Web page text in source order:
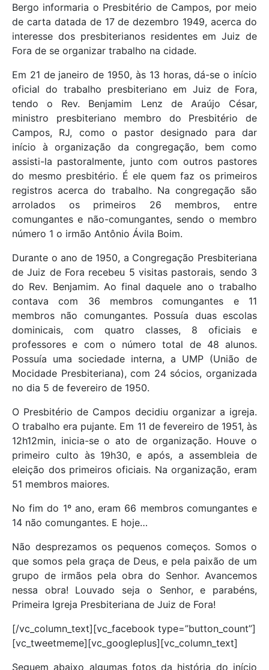
Bergo informaria o Presbitério de Campos, por meio
de carta datada de 17 de dezembro 1949, acerca do
interesse dos presbiterianos residentes em Juiz de
Fora de se organizar trabalho na cidade.
Em 21 de janeiro de 1950, às 13 horas, dá-se o início
oficial do trabalho presbiteriano em Juiz de Fora,
tendo o Rev. Benjamim Lenz de Araújo César,
ministro presbiteriano membro do Presbitério de
Campos, RJ, como o pastor designado para dar
início à organização da congregação, bem como
assisti-la pastoralmente, junto com outros pastores
do mesmo presbitério. É ele quem faz os primeiros
registros acerca do trabalho. Na congregação são
arrolados os primeiros 26 membros, entre
comungantes e não-comungantes, sendo o membro
número 1 o irmão Antônio Ávila Boim.
Durante o ano de 1950, a Congregação Presbiteriana
de Juiz de Fora recebeu 5 visitas pastorais, sendo 3
do Rev. Benjamim. Ao final daquele ano o trabalho
contava com 36 membros comungantes e 11
membros não comungantes. Possuía duas escolas
dominicais, com quatro classes, 8 oficiais e
professores e com o número total de 48 alunos.
Possuía uma sociedade interna, a UMP (União de
Mocidade Presbiteriana), com 24 sócios, organizada
no dia 5 de fevereiro de 1950.
O Presbitério de Campos decidiu organizar a igreja.
O trabalho era pujante. Em 11 de fevereiro de 1951, às
12h12min, inicia-se o ato de organização. Houve o
primeiro culto às 19h30, e após, a assembleia de
eleição dos primeiros oficiais. Na organização, eram
51 membros maiores.
No fim do 1º ano, eram 66 membros comungantes e
14 não comungantes. E hoje…
Não desprezamos os pequenos começos. Somos o
que somos pela graça de Deus, e pela paixão de um
grupo de irmãos pela obra do Senhor. Avancemos
nessa obra! Louvado seja o Senhor, e parabéns,
Primeira Igreja Presbiteriana de Juiz de Fora!
[/vc_column_text][vc_facebook type=”button_count”]
[vc_tweetmeme][vc_googleplus][vc_column_text]
Seguem abaixo algumas fotos da história do início